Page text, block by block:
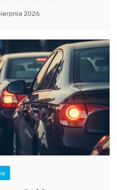
2026